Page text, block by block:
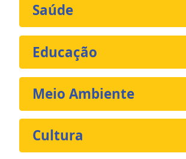
Saúde
Educação
Meio Ambiente
Cultura